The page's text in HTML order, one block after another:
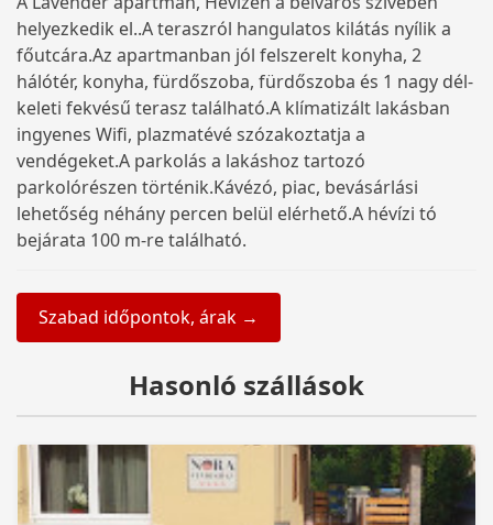
helyezkedik el..A teraszról hangulatos kilátás nyílik a
főutcára.Az apartmanban jól felszerelt konyha, 2
hálótér, konyha, fürdőszoba, fürdőszoba és 1 nagy dél-
keleti fekvésű terasz található.A klímatizált lakásban
ingyenes Wifi, plazmatévé szózakoztatja a
vendégeket.A parkolás a lakáshoz tartozó
parkolórészen történik.Kávézó, piac, bevásárlási
lehetőség néhány percen belül elérhető.A hévízi tó
bejárata 100 m-re található.
Szabad időpontok, árak →
Hasonló szállások